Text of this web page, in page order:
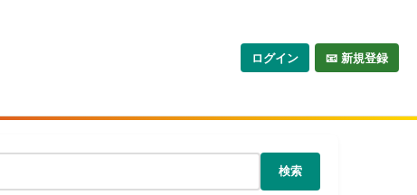
ログイン 📧 新規登録
検索